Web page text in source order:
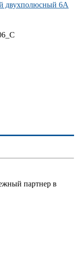
двухполюсный 6А
партнер в